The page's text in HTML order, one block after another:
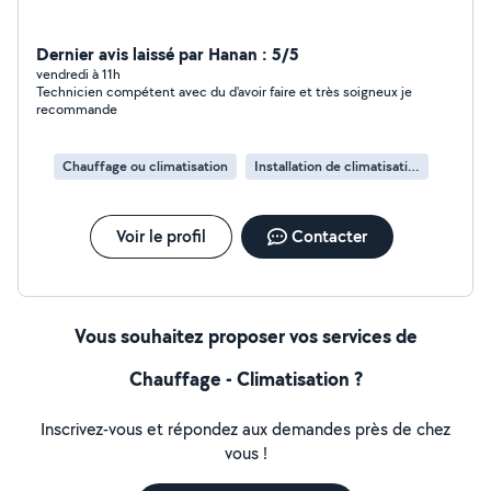
Dernier avis laissé par Hanan : 5/5
vendredi à 11h
Technicien compétent avec du d'avoir faire et très soigneux je
recommande
Chauffage ou climatisation Installation de climatisation
Voir le profil Contacter
Vous souhaitez proposer vos services de
Chauffage - Climatisation ?
Inscrivez-vous et répondez aux demandes près de chez
vous !